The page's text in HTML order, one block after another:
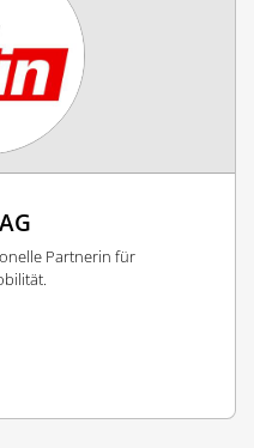
Partnerin für